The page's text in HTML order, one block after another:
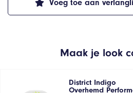
Voeg toe aan
Maak je look
District Indigo
Overhemd